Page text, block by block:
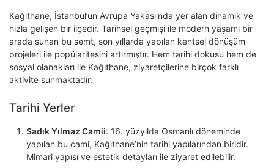
Kağıthane, İstanbul’un Avrupa Yakası'nda yer alan dinamik ve
hızla gelişen bir ilçedir. Tarihsel geçmişi ile modern yaşamı bir
arada sunan bu semt, son yıllarda yapılan kentsel dönüşüm
projeleri ile popülaritesini artırmıştır. Hem tarihi dokusu hem de
sosyal olanakları ile Kağıthane, ziyaretçilerine birçok farklı
aktivite sunmaktadır.
Tarihi Yerler
Sadık Yılmaz Camii: 16. yüzyılda Osmanlı döneminde
yapılan bu cami, Kağıthane’nin tarihi yapılarından biridir.
Mimari yapısı ve estetik detayları ile ziyaret edilebilir.